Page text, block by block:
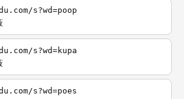
s?wd=poop
s?wd=kupa
s?wd=poes